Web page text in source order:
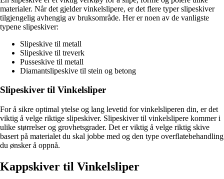
materialer. Når det gjelder vinkelslipere, er det flere typer slipeskiver
tilgjengelig avhengig av bruksområde. Her er noen av de vanligste
typene slipeskiver:
Slipeskive til metall
Slipeskive til treverk
Pusseskive til metall
Diamantslipeskive til stein og betong
Slipeskiver til Vinkelsliper
For å sikre optimal ytelse og lang levetid for vinkelsliperen din, er det
viktig å velge riktige slipeskiver. Slipeskiver til vinkelslipere kommer i
ulike størrelser og grovhetsgrader. Det er viktig å velge riktig skive
basert på materialet du skal jobbe med og den type overflatebehandling
du ønsker å oppnå.
Kappskiver til Vinkelsliper